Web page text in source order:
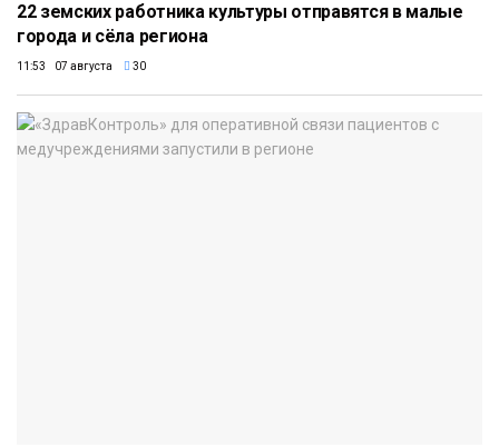
22 земских работника культуры отправятся в малые
города и сёла региона
11:53 07 августа 30